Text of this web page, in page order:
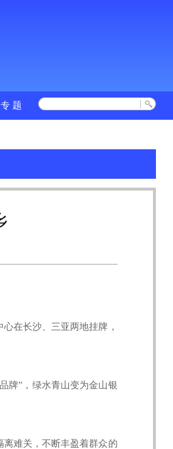
专 题
在长沙、三亚两地挂牌，
牌”，绿水青山变为金山银
难关，不断丰盈着群众的